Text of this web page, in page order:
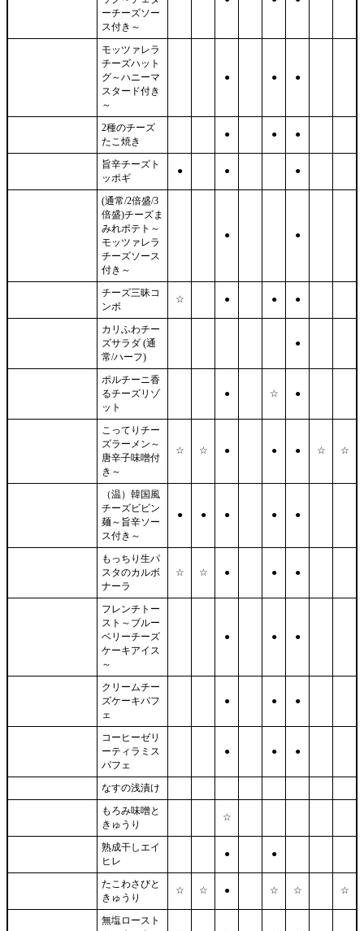
ーチーズソー
ス付き～
モッツァレラ
チーズハット
グ～ハニーマ
スタード付き
～
● ● ●
2種のチーズ
たこ焼き
● ● ●
旨辛チーズト
ッポギ
● ● ●
(通常/2倍盛/3
倍盛)チーズま
みれポテト～
モッツァレラ
チーズソース
付き～
● ●
チーズ三昧コ
ンボ
☆ ● ● ●
カリふわチー
ズサラダ (通
常/ハーフ)
●
ポルチーニ香
るチーズリゾ
ット
● ☆ ●
こってりチー
ズラーメン～
唐辛子味噌付
き～
☆ ☆ ● ● ● ☆ ☆
（温）韓国風
チーズビビン
麺～旨辛ソー
ス付き～
● ● ● ● ●
もっちり生パ
スタのカルボ
ナーラ
☆ ☆ ● ● ●
フレンチトー
スト～ブルー
ベリーチーズ
ケーキアイス
～
● ● ●
クリームチー
ズケーキパフ
ェ
● ● ●
コーヒーゼリ
ーティラミス
パフェ
● ● ●
なすの浅漬け
もろみ味噌と
きゅうり
☆
熟成干しエイ
ヒレ
● ●
たこわさびと
きゅうり
☆ ☆ ● ☆ ☆ ☆
無塩ロースト